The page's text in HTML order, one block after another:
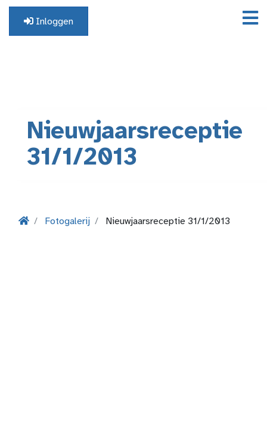
Inloggen
Nieuwjaarsreceptie
31/1/2013
Fotogalerij Nieuwjaarsreceptie 31/1/2013